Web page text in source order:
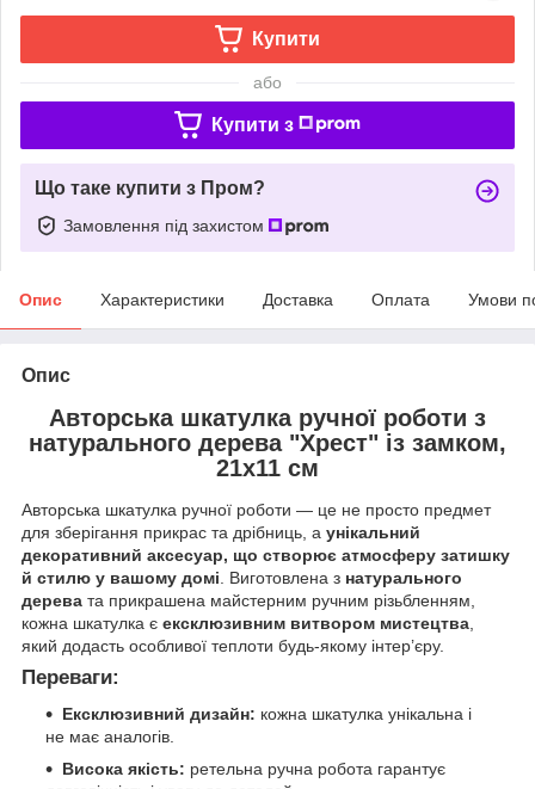
Купити
або
Купити з
Що таке купити з Пром?
Замовлення під захистом
Опис Характеристики Доставка Оплата Умови
Опис
Авторська шкатулка ручної роботи з
натурального дерева "Хрест" із замком,
21х11 см
Авторська шкатулка ручної роботи — це не просто предмет
для зберігання прикрас та дрібниць, а унікальний
декоративний аксесуар, що створює атмосферу затишку
й стилю у вашому домі. Виготовлена з натурального
дерева та прикрашена майстерним ручним різьбленням,
кожна шкатулка є ексклюзивним витвором мистецтва,
який додасть особливої теплоти будь‑якому інтер’єру.
Переваги:
Ексклюзивний дизайн: кожна шкатулка унікальна і
не має аналогів.
Висока якість: ретельна ручна робота гарантує